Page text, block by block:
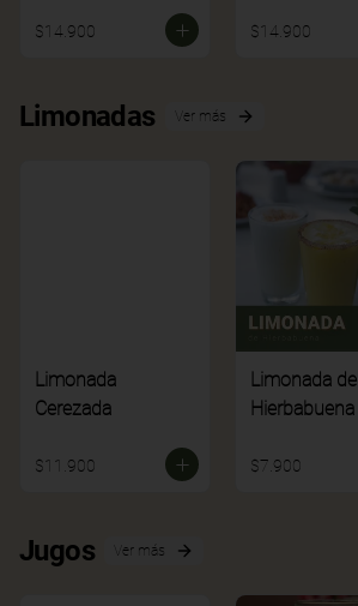
$14.900 $14.900
Limonadas Ver más
Limonada
Cerezada
$11.900
Limonada de
Hierbabuena
$7.900
Jugos Ver más